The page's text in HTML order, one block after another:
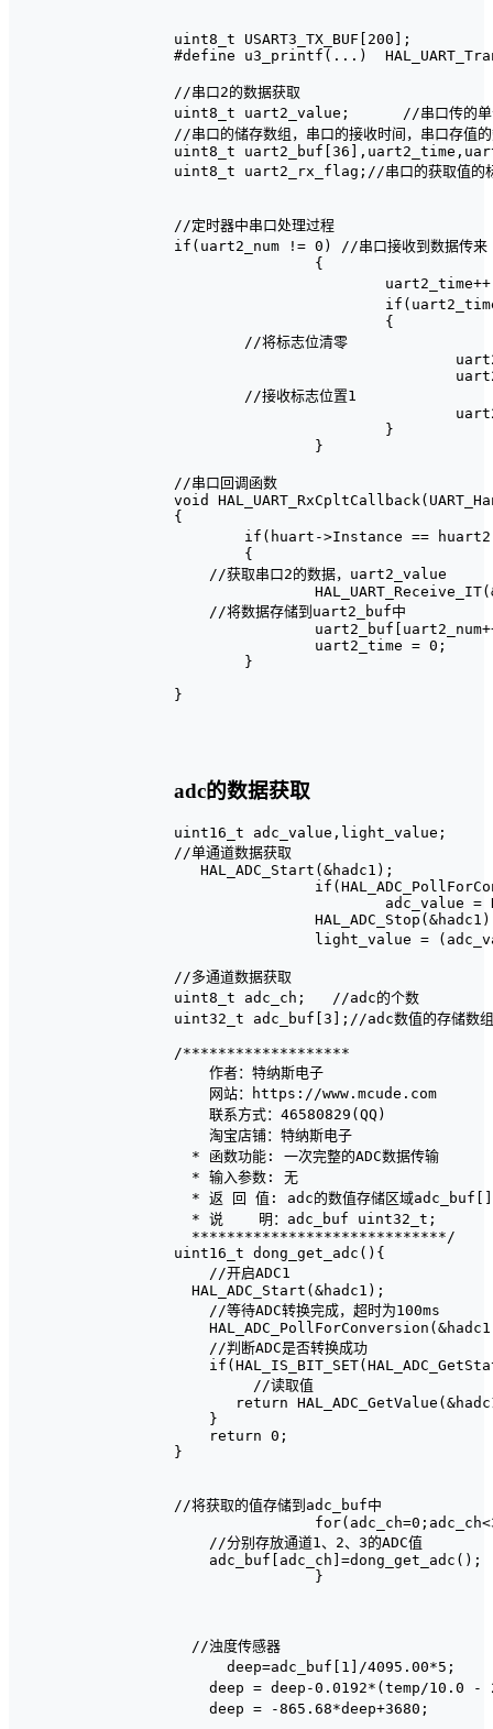
uint8_t USART3_TX_BUF[200];
#define u3_printf(...)
//串口2的数据获取
uint8_t uart2_value;      //串口传的单
//串口的储存数组，串口的接收时间，串口存值
uint8_t
uint8_t uart2_rx_flag;//串口的获取值的
//定时器中串口处理过程
if(uart2_num != 0) //串口接收到数据传来
        //将标志位清零
        //接收标志位置1
//串口回调函数
void
{
    //获取串口2的数据，uart2_value
    //将数据存储到uart2_buf中
}
adc的数据获取
uint16_t adc_value,light_value;
//单通道数据获取
   HAL_ADC_Start(&hadc1);
//多通道数据获取
uint8_t adc_ch;   //adc的个数
uint32_t adc_buf[3];//adc数值的存储数组
/*******************
    作者：特纳斯电子
    网站：https://www.mcude.com
    联系方式：46580829(QQ)
    淘宝店铺：特纳斯电子
  * 函数功能: 一次完整的ADC数据传输
  * 输入参数: 无
  * 返 回 值: adc的数值存储区域adc_buf[]
  * 说    明：adc_buf uint32_t;
  *****************************/
uint16_t dong_get_adc(){
    //开启ADC1
  HAL_ADC_Start(&hadc1);
    //等待ADC转换完成，超时为100ms
    //判断ADC是否转换成功
         //读取值
return
    }
    return 0;
}
//将获取的值存储到adc_buf中
    //分别存放通道1、2、3的ADC值
    adc_buf[adc_ch]=dong_get_adc();
  //浊度传感器
deep=adc_buf[1]/4095.00*5;
deep = deep-0.0192*(temp/10.0 -
deep = -865.68*deep+3680;